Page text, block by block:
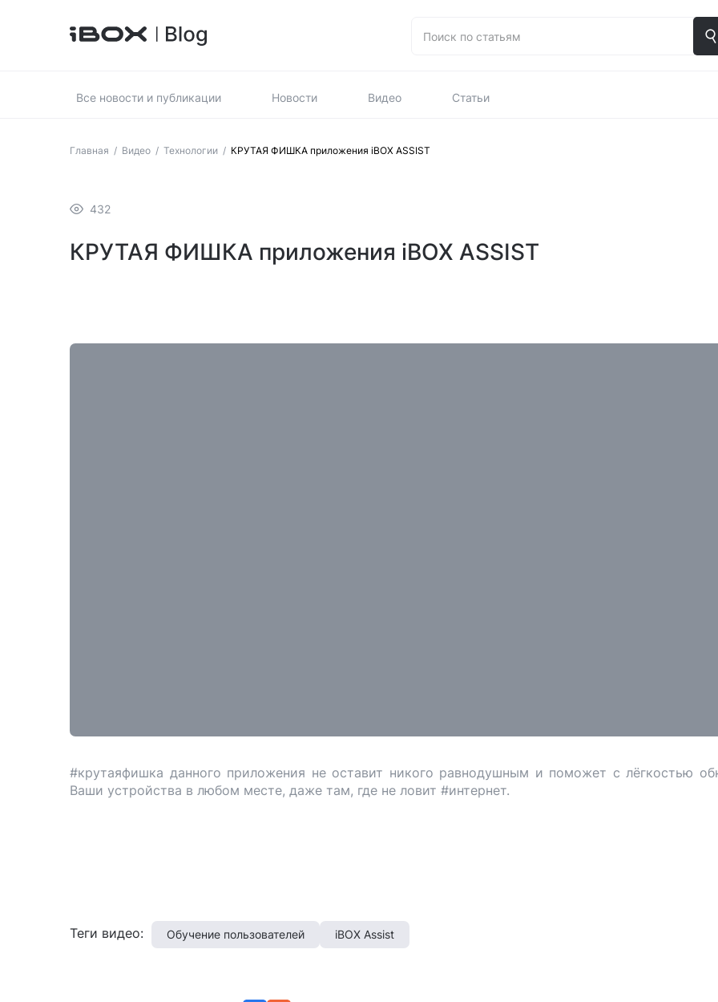
Все новости и публикации Новости Видео Статьи
Главная / Видео / Технологии / КРУТАЯ ФИШКА приложения iBOX ASSIST
432
КРУТАЯ ФИШКА приложения iBOX ASSIST
#крутаяфишка данного приложения не оставит никого равнодушным и поможет с лёгкостью
Ваши устройства в любом месте, даже там, где не ловит #интернет.
Теги видео: Обучение пользователей iBOX Assist